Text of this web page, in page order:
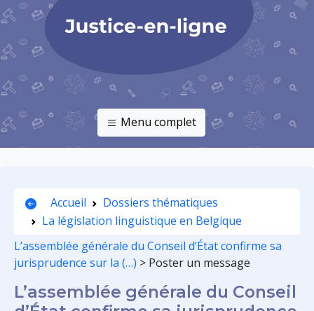
Menu complet
Accueil
Dossiers thématiques
La législation linguistique en Belgique
L’assemblée générale du Conseil d’État confirme sa
jurisprudence sur la (…) > Poster un message
L’assemblée générale du Conseil